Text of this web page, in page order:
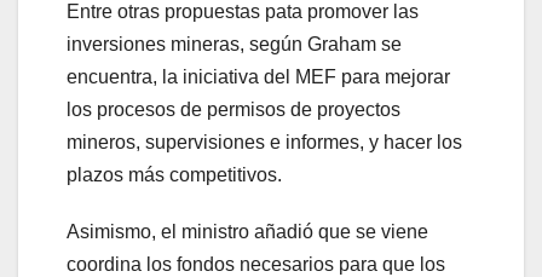
Entre otras propuestas pata promover las
inversiones mineras, según Graham se
encuentra, la iniciativa del MEF para mejorar
los procesos de permisos de proyectos
mineros, supervisiones e informes, y hacer los
plazos más competitivos.
Asimismo, el ministro añadió que se viene
coordina los fondos necesarios para que los